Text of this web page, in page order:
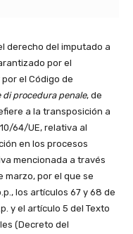
derecho del imputado a
por el
el Código de
di procedura penale, de
a la transposición a
64/UE, relativa al
en los procesos
mencionada a través
marzo, por el que se
los artículos 67 y 68 de
y el artículo 5 del Texto
(Decreto del